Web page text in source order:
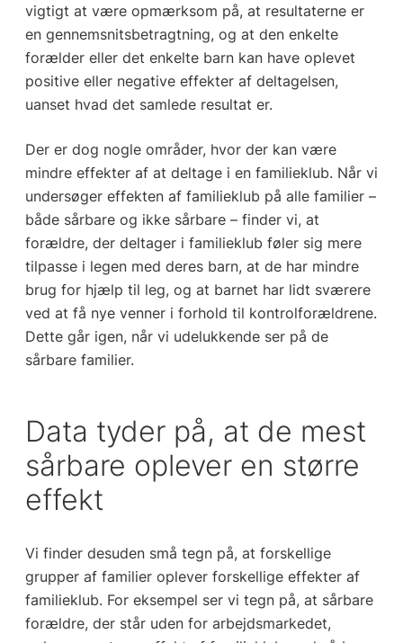
vigtigt at være opmærksom på, at resultaterne er
en gennemsnitsbetragtning, og at den enkelte
forælder eller det enkelte barn kan have oplevet
positive eller negative effekter af deltagelsen,
uanset hvad det samlede resultat er.
Der er dog nogle områder, hvor der kan være
mindre effekter af at deltage i en familieklub. Når vi
undersøger effekten af familieklub på alle familier –
både sårbare og ikke sårbare – finder vi, at
forældre, der deltager i familieklub føler sig mere
tilpasse i legen med deres barn, at de har mindre
brug for hjælp til leg, og at barnet har lidt sværere
ved at få nye venner i forhold til kontrolforældrene.
Dette går igen, når vi udelukkende ser på de
sårbare familier.
Data tyder på, at de mest
sårbare oplever en større
effekt
Vi finder desuden små tegn på, at forskellige
grupper af familier oplever forskellige effekter af
familieklub. For eksempel ser vi tegn på, at sårbare
forældre, der står uden for arbejdsmarkedet,